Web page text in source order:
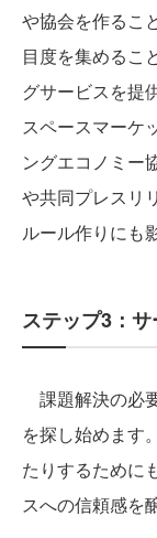
や協会を作るこ
目度を集めるこ
グサービスを提
スペースマーケ
ングエコノミー
や共同プレスリ
ルール作りにも
ステップ3：
課題解決の必
を探し始めます
たりするために
スへの信頼感を